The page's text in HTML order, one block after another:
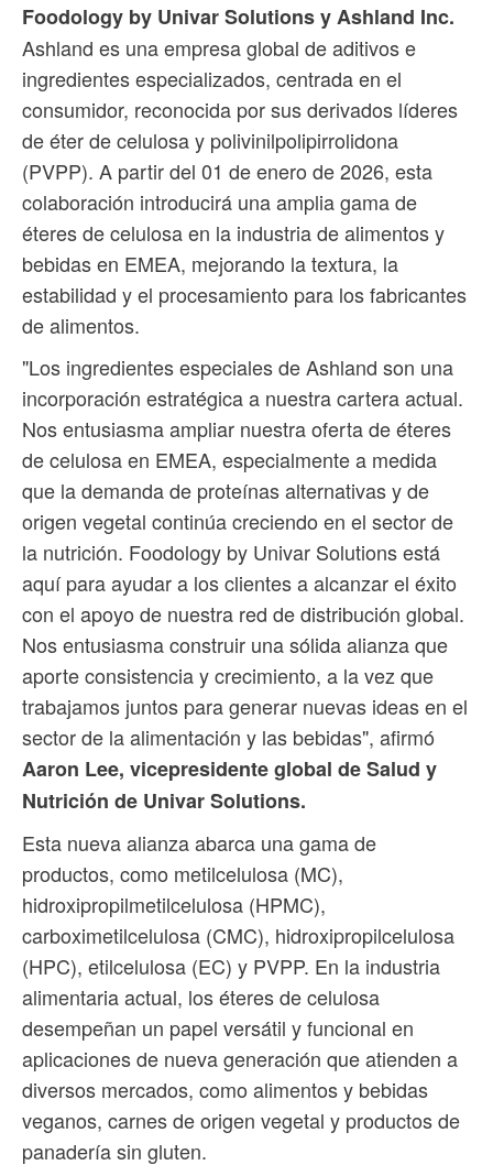
Foodology by Univar Solutions y Ashland Inc.
Ashland es una empresa global de aditivos e
ingredientes especializados, centrada en el
consumidor, reconocida por sus derivados líderes
de éter de celulosa y polivinilpolipirrolidona
(PVPP). A partir del 01 de enero de 2026, esta
colaboración introducirá una amplia gama de
éteres de celulosa en la industria de alimentos y
bebidas en EMEA, mejorando la textura, la
estabilidad y el procesamiento para los fabricantes
de alimentos.
"Los ingredientes especiales de Ashland son una
incorporación estratégica a nuestra cartera actual.
Nos entusiasma ampliar nuestra oferta de éteres
de celulosa en EMEA, especialmente a medida
que la demanda de proteínas alternativas y de
origen vegetal continúa creciendo en el sector de
la nutrición. Foodology by Univar Solutions está
aquí para ayudar a los clientes a alcanzar el éxito
con el apoyo de nuestra red de distribución global.
Nos entusiasma construir una sólida alianza que
aporte consistencia y crecimiento, a la vez que
trabajamos juntos para generar nuevas ideas en el
sector de la alimentación y las bebidas", afirmó
Aaron Lee, vicepresidente global de Salud y
Nutrición de Univar Solutions.
Esta nueva alianza abarca una gama de
productos, como metilcelulosa (MC),
hidroxipropilmetilcelulosa (HPMC),
carboximetilcelulosa (CMC), hidroxipropilcelulosa
(HPC), etilcelulosa (EC) y PVPP. En la industria
alimentaria actual, los éteres de celulosa
desempeñan un papel versátil y funcional en
aplicaciones de nueva generación que atienden a
diversos mercados, como alimentos y bebidas
veganos, carnes de origen vegetal y productos de
panadería sin gluten.